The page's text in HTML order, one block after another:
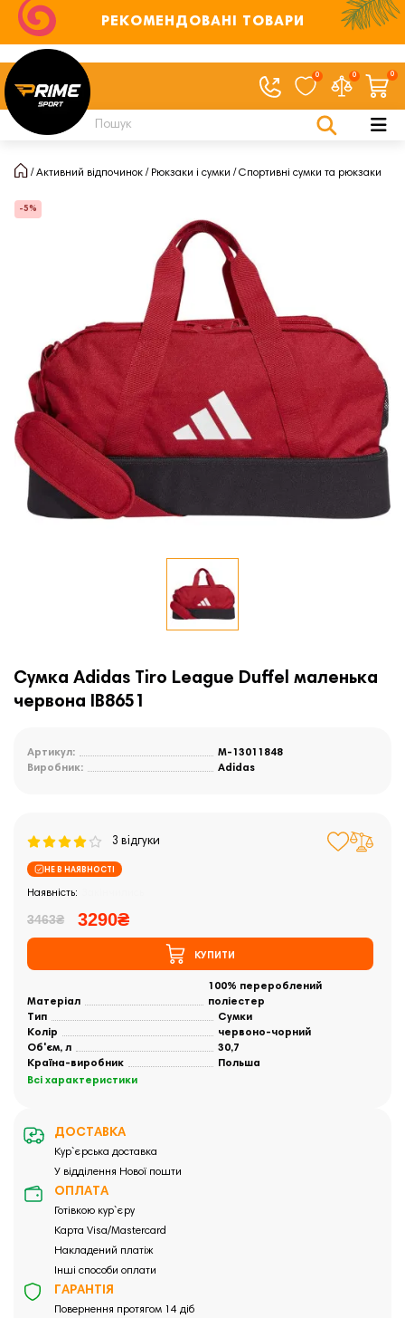
РЕКОМЕНДОВАНІ ТОВАРИ
0 0 0
Активний відпочинок Рюкзаки і сумки Спортивні сумки та рюкзаки
-5%
Сумка Adidas Tiro League Duffel маленька
червона IB8651
Артикул:
M-13011848
Виробник:
Adidas
3 відгуки
НЕ В НАЯВНОСТІ
3463₴ 3290₴
КУПИТИ
Матеріал
100% перероблений
поліестер
Тип
Сумки
Колір
червоно-чорний
Об'єм, л
30,7
Країна-виробник
Польша
Всі характеристики
ДОСТАВКА
Кур`єрська доставка
У відділення Нової пошти
ОПЛАТА
Готівкою кур`єру
Карта Visa/Mastercard
Накладений платіж
Інші способи оплати
ГАРАНТІЯ
Повернення протягом 14 діб